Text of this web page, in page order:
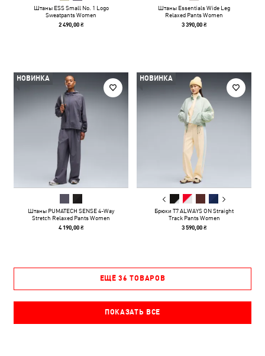
Штаны ESS Small No. 1 Logo
Sweatpants Women
2 490,00 ₴
Штаны Essentials Wide Leg
Relaxed Pants Women
3 390,00 ₴
НОВИНКА
Штаны PUMATECH SENSE 4-Way
Stretch Relaxed Pants Women
4 190,00 ₴
НОВИНКА
Брюки T7 ALWAYS ON Straight
Track Pants Women
3 590,00 ₴
ЕЩЁ 36 ТОВАРОВ
ПОКАЗАТЬ ВСЕ